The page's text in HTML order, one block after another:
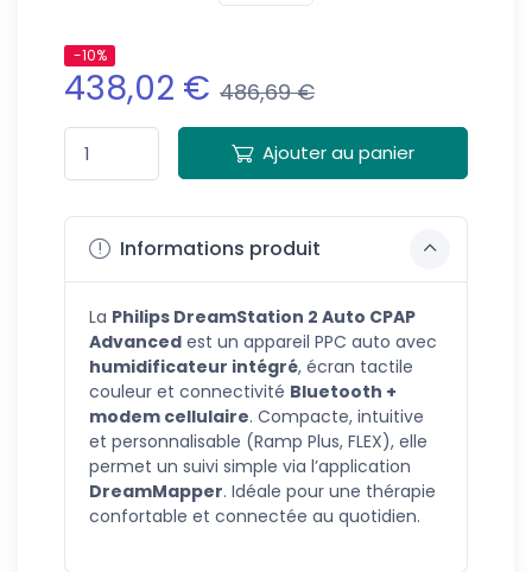
-10%
438,02 € 486,69 €
Ajouter au panier
Informations produit
La Philips DreamStation 2 Auto CPAP
Advanced est un appareil PPC auto avec
humidificateur intégré, écran tactile
couleur et connectivité Bluetooth +
modem cellulaire. Compacte, intuitive
et personnalisable (Ramp Plus, FLEX), elle
permet un suivi simple via l’application
DreamMapper. Idéale pour une thérapie
confortable et connectée au quotidien.